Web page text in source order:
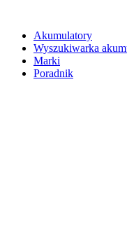
Akumulatory
Wyszukiwarka
Marki
Poradnik